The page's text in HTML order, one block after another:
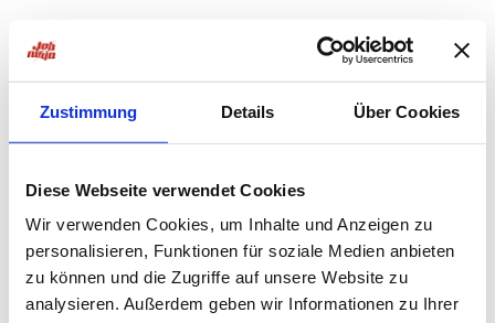
Zustimmung Details Über Cookies
Diese Webseite verwendet Cookies
Wir verwenden Cookies, um Inhalte und Anzeigen zu
personalisieren, Funktionen für soziale Medien anbieten
zu können und die Zugriffe auf unsere Website zu
analysieren. Außerdem geben wir Informationen zu Ihrer